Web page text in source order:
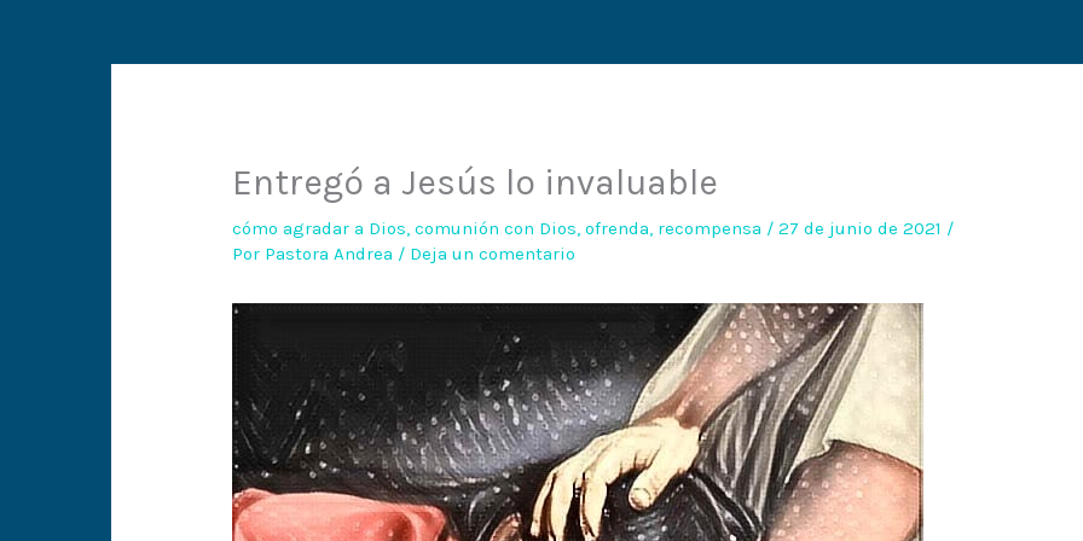
Entregó a Jesús lo invaluable
cómo agradar a Dios,comunión con Dios,ofrenda, recompensa /27 de junio de 2021 /
Por Pastora Andrea / Deja un comentario